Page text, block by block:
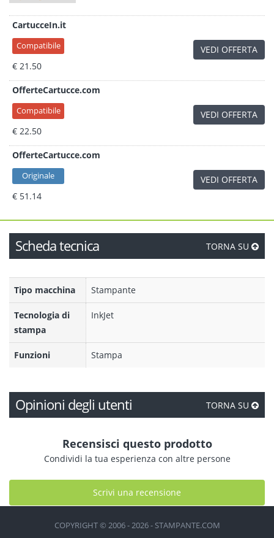
CartucceIn.it
Compatibile
€ 21.50
VEDI OFFERTA
OfferteCartucce.com
Compatibile
€ 22.50
VEDI OFFERTA
OfferteCartucce.com
Originale
€ 51.14
VEDI OFFERTA
Scheda tecnica TORNA SU
Tipo macchina Stampante
Tecnologia di
stampa
InkJet
Funzioni Stampa
Opinioni degli utenti TORNA SU
Recensisci questo prodotto
Condividi la tua esperienza con altre persone
Scrivi una recensione
COPYRIGHT © 2006 - 2026 - STAMPANTE.COM